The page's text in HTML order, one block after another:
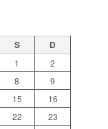
S D
1
2
8
9
15
16
22
23